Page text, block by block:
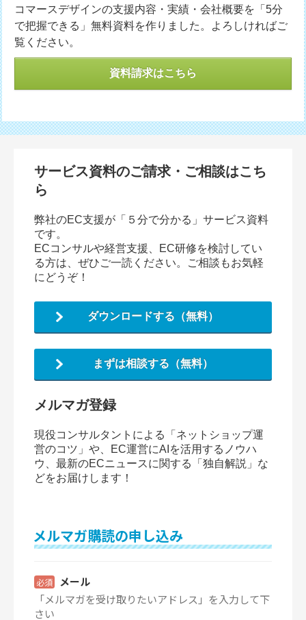
コマースデザインの支援内容・実績・会社概要を「5分
で把握できる」無料資料を作りました。よろしければご
覧ください。
資料請求はこちら
サービス資料のご請求・ご相談はこち
ら
弊社のEC支援が「５分で分かる」サービス資料
です。
ECコンサルや経営支援、EC研修を検討してい
る方は、ぜひご一読ください。ご相談もお気軽
にどうぞ！
ダウンロードする（無料）
まずは相談する（無料）
メルマガ登録
現役コンサルタントによる「ネットショップ運
営のコツ」や、EC運営にAIを活用するノウハ
ウ、最新のECニュースに関する「独自解説」な
どをお届けします！